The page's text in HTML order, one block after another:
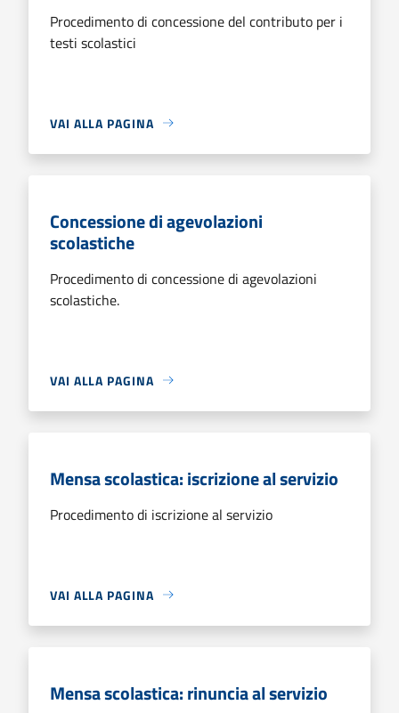
Procedimento di concessione del contributo per i
testi scolastici
VAI ALLA PAGINA
Concessione di agevolazioni
scolastiche
Procedimento di concessione di agevolazioni
scolastiche.
VAI ALLA PAGINA
Mensa scolastica: iscrizione al servizio
Procedimento di iscrizione al servizio
VAI ALLA PAGINA
Mensa scolastica: rinuncia al servizio